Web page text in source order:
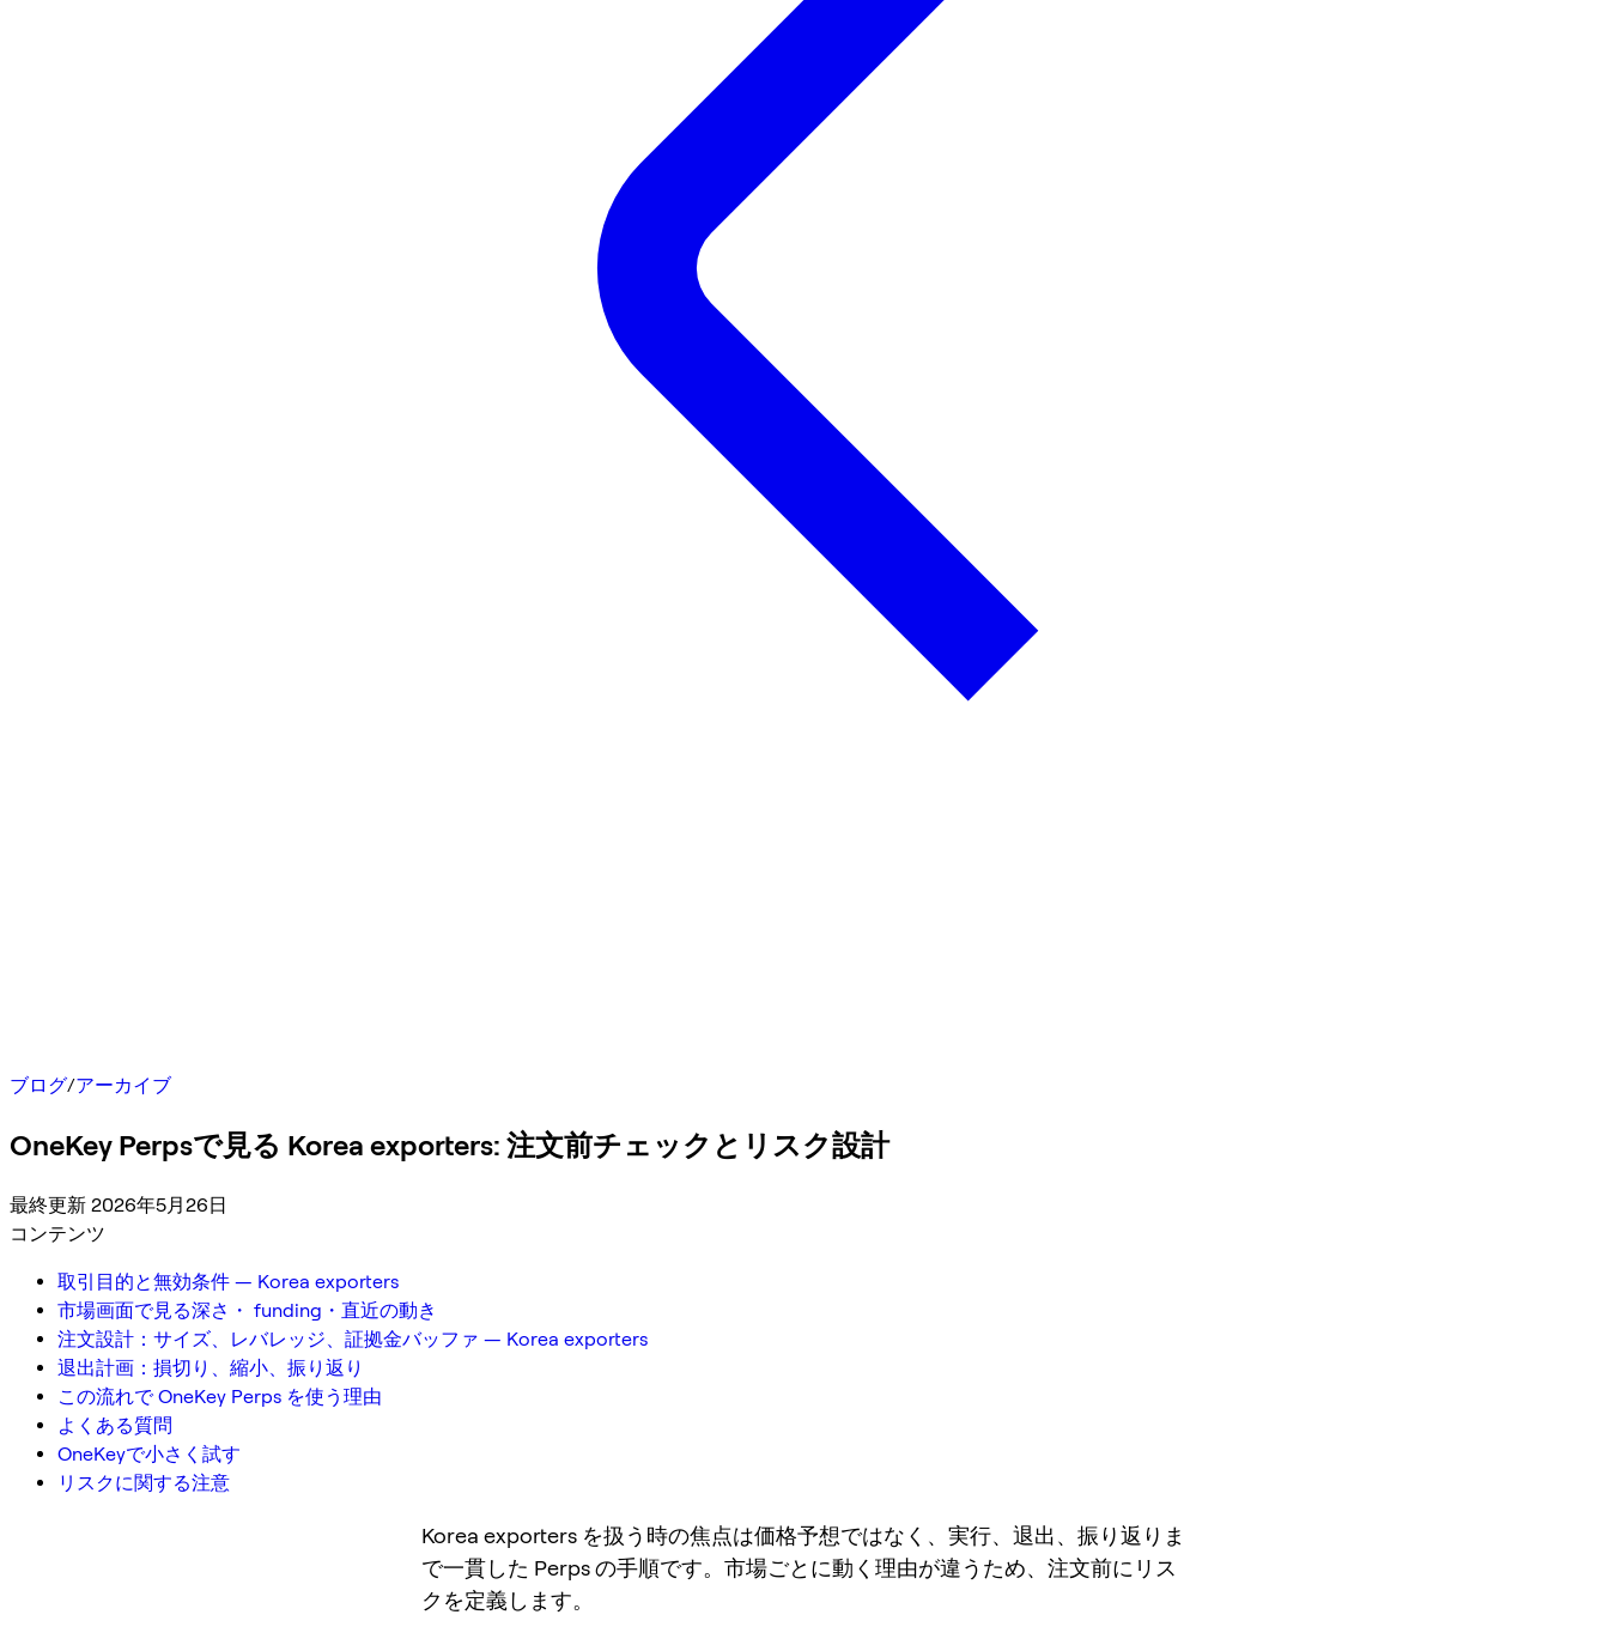
ブログ/アーカイブ
OneKey Perpsで見る Korea exporters: 注文前チェックとリスク設計
最終更新 2026年5月26日
コンテンツ
取引目的と無効条件 — Korea exporters
市場画面で見る深さ・ funding・直近の動き
注文設計：サイズ、レバレッジ、証拠金バッファ — Korea exporters
退出計画：損切り、縮小、振り返り
この流れで OneKey Perps を使う理由
よくある質問
OneKeyで小さく試す
リスクに関する注意
Korea exporters を扱う時の焦点は価格予想ではなく、実行、退出、振り返りま
で一貫した Perps の手順です。市場ごとに動く理由が違うため、注文前にリス
クを定義します。